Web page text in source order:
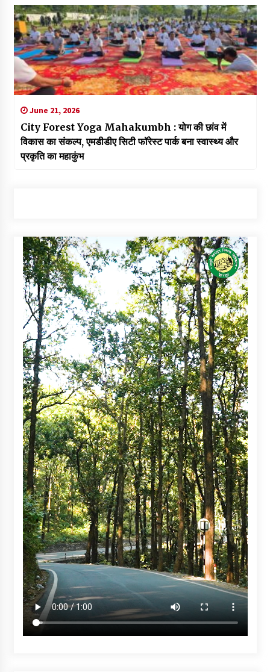
June 21, 2026
City Forest Yoga Mahakumbh : योग की छांव में
विकास का संकल्प, एमडीडीए सिटी फॉरेस्ट पार्क बना स्वास्थ्य और
प्रकृति का महाकुंभ